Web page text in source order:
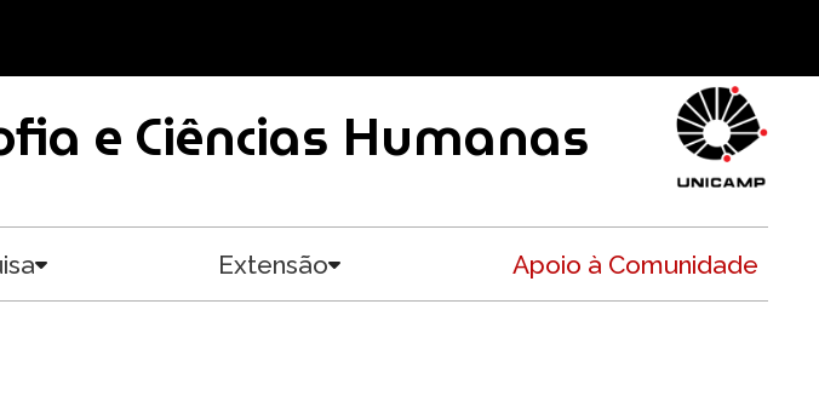
e Ciências Humanas
Extensão Apoio à Comunidade